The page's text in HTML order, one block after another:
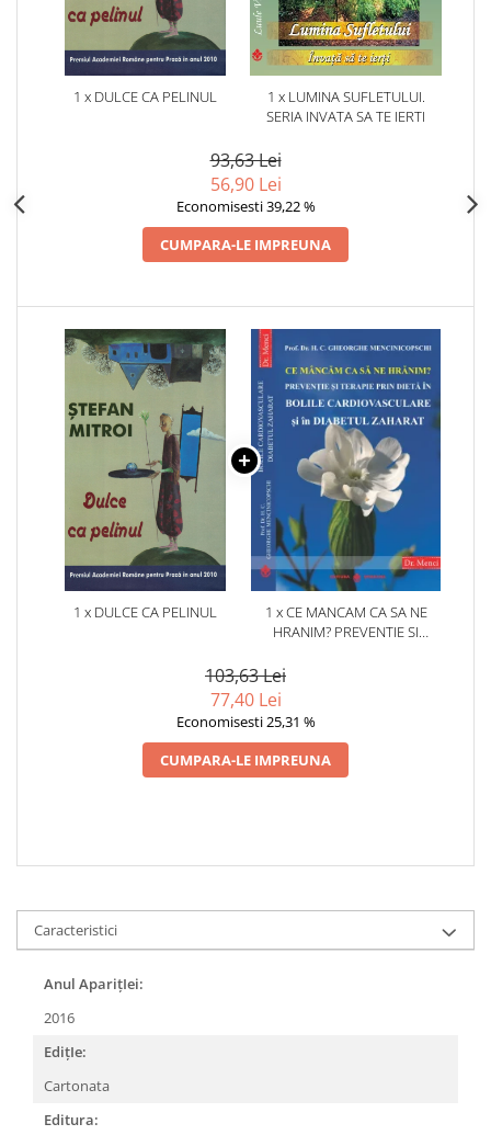
1 x DULCE CA PELINUL
1 x LUMINA SUFLETULUI.
SERIA INVATA SA TE IERTI
93,63 Lei
56,90 Lei
Economisesti 39,22 %
CUMPARA-LE IMPREUNA
1 x DULCE CA PELINUL
1 x CE MANCAM CA SA NE
HRANIM? PREVENTIE SI
CARDIOVASCULARE SI IN
103,63 Lei
77,40 Lei
Economisesti 25,31 %
CUMPARA-LE IMPREUNA
Caracteristici
Anul AparițIei:
2016
EdițIe:
Cartonata
Editura: